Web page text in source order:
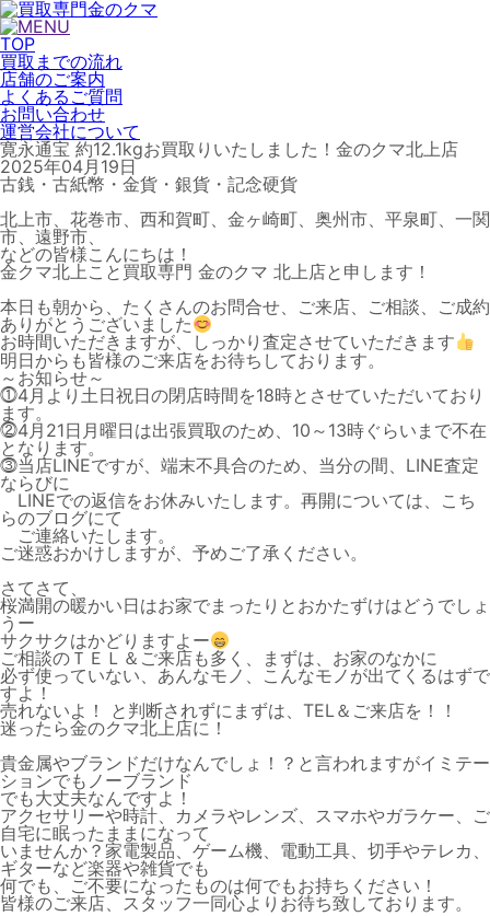
TOP
買取までの流れ
店舗のご案内
よくあるご質問
お問い合わせ
運営会社について
寛永通宝 約12.1kgお買取りいたしました！金のクマ北上店
2025年04月19日
古銭・古紙幣・金貨・銀貨・記念硬貨
北上市、花巻市、西和賀町、金ヶ崎町、奥州市、平泉町、一関
市、遠野市、
などの皆様こんにちは！
金クマ北上こと買取専門 金のクマ 北上店と申します！
本日も朝から、たくさんのお問合せ、ご来店、ご相談、ご成約
ありがとうございました
お時間いただきますが、しっかり査定させていただきます
明日からも皆様のご来店をお待ちしております。
～お知らせ～
⓵4月より土日祝日の閉店時間を18時とさせていただいており
ます。
⓶4月21日月曜日は出張買取のため、10～13時ぐらいまで不在
となります。
⓷当店LINEですが、端末不具合のため、当分の間、LINE査定
ならびに
LINEでの返信をお休みいたします。再開については、こち
らのブログにて
ご連絡いたします。
ご迷惑おかけしますが、予めご了承ください。
さてさて、
桜満開の暖かい日はお家でまったりとおかたずけはどうでしょ
うー
サクサクはかどりますよー
ご相談のＴＥＬ＆ご来店も多く、まずは、お家のなかに
必ず使っていない、あんなモノ、こんなモノが出てくるはずで
すよ！
売れないよ！ と判断されずにまずは、TEL＆ご来店を！！
迷ったら金のクマ北上店に！
貴金属やブランドだけなんでしょ！？と言われますがイミテー
ションでもノーブランド
でも大丈夫なんですよ！
アクセサリーや時計、カメラやレンズ、スマホやガラケー、ご
自宅に眠ったままになって
いませんか？家電製品、ゲーム機、電動工具、切手やテレカ、
ギターなど楽器や雑貨でも
何でも、ご不要になったものは何でもお持ちください！
皆様のご来店、スタッフ一同心よりお待ち致しております。